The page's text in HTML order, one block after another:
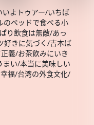
よトゥアー/いちば
のベッドで食べる小
り飲食は無敵/あっ
好きに気づく/吉本ば
義/お茶飲みにいき
い/本当に美味しい
福/台湾の外食文化/